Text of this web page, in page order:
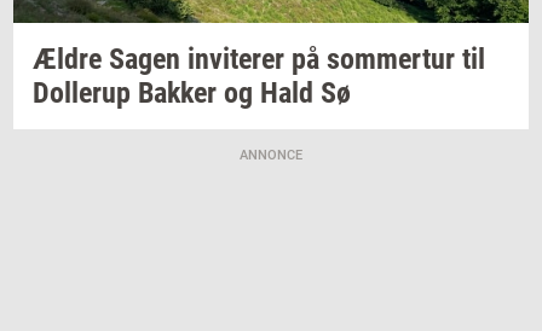
Ældre Sagen in­vi­te­rer på som­mer­tur til
Dol­lerup Bak­ker og Hald Sø
ANNONCE